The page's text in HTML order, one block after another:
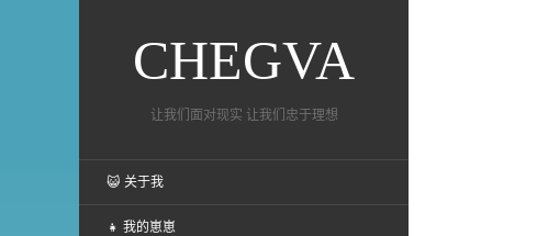
CHEGVA
让我们面对现实 让我们忠于理想
😺 关于我
👧 我的崽崽